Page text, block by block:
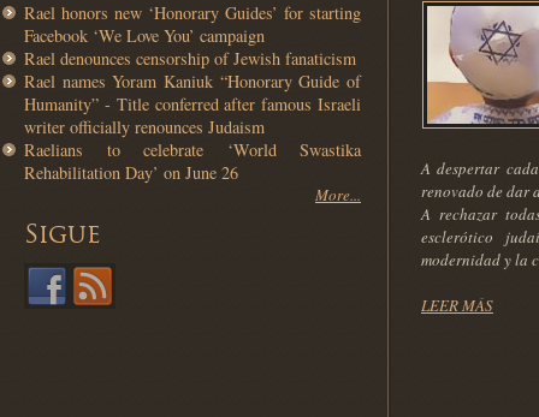
Rael honors new ‘Honorary Guides’ for starting
Facebook ‘We Love You’ campaign
Rael denounces censorship of Jewish fanaticism
Rael names Yoram Kaniuk “Honorary Guide of
Humanity” - Title conferred after famous Israeli
writer officially renounces Judaism
Raelians to celebrate ‘World Swastika
Rehabilitation Day’ on June 26
More...
Sigue
A despertar
renovado de dar
A rechazar
esclerótico
modernidad y la
LEER MÁS